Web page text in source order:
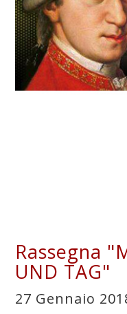
Rassegna
UND TAG"
27 Gennaio